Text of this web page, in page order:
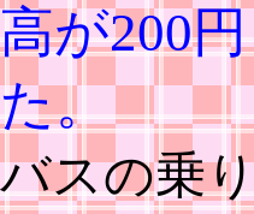
高が200
た。
バスの乗